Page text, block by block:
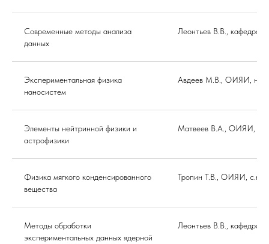
Современные методы анализа
данных
Леонтьев В.В., кафедра
Экспериментальная физика
наносистем
Авдеев М.В., ОИЯИ, нач.
Элементы нейтринной физики и
астрофизики
Матвеев В.А., ОИЯИ,
Физика мягкого конденсированного
вещества
Тропин Т.В., ОИЯИ, с.н.с
Методы обработки
экспериментальных данных ядерной
Леонтьев В.В., кафедра